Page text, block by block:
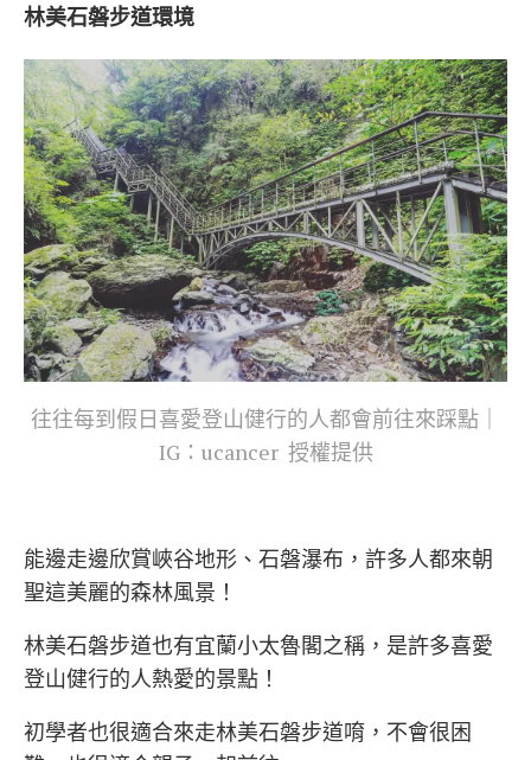
林美石磐步道環境
往往每到假日喜愛登山健行的人都會前往來踩點｜
IG：ucancer 授權提供
能邊走邊欣賞峽谷地形、石磐瀑布，許多人都來朝
聖這美麗的森林風景！
林美石磐步道也有宜蘭小太魯閣之稱，是許多喜愛
登山健行的人熱愛的景點！
初學者也很適合來走林美石磐步道唷，不會很困